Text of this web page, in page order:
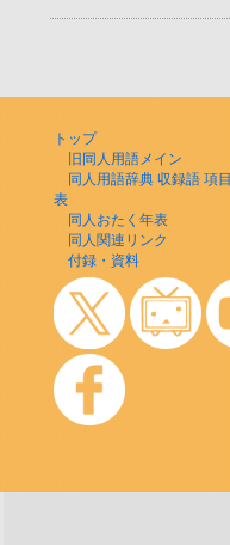
トップ
旧同人用語メイン
同人用語辞典 収録語 項
表
同人おたく年表
同人関連リンク
付録・資料